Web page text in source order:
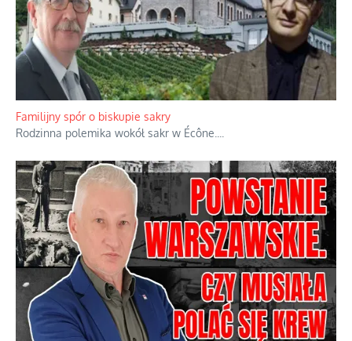
Familijny spór o biskupie sakry
Rodzinna polemika wokół sakr w Écône.